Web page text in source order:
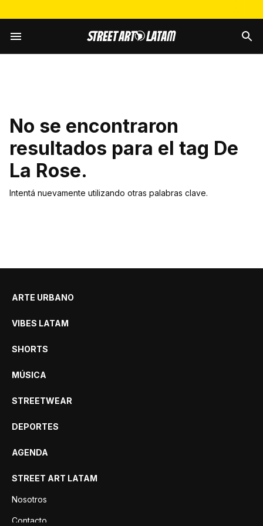
No se encontraron
resultados para el tag De
La Rose.
Intentá nuevamente utilizando otras palabras clave.
ARTE URBANO
VIBES LATAM
SHORTS
MÚSICA
STREETWEAR
DEPORTES
AGENDA
STREET ART LATAM
Nosotros
Contacto